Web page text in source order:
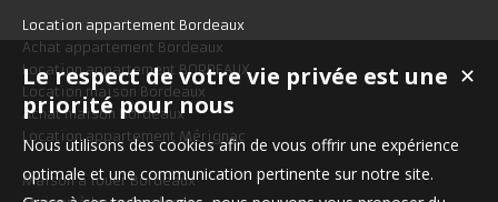
Location appartement Bordeaux
Achat appartement Bordeaux
Location appartement BORDEAUX
Location maison Bordeaux
Achat maison Bordeaux
Location appartement Mérignac
Maison à louer Bordeaux
✕
Le respect de votre vie privée est une
priorité pour nous
Nous utilisons des cookies afin de vous offrir une expérience
optimale et une communication pertinente sur notre site.